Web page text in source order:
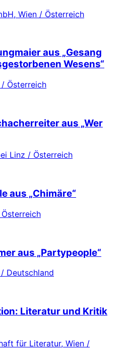
Wien / Österreich
aus „Gesang
Wesens“
Österreich
aus „Wer
Linz / Österreich
aus „Chimäre“
aus „Partypeople“
Deutschland
Literatur und Kritik
für Literatur, Wien /